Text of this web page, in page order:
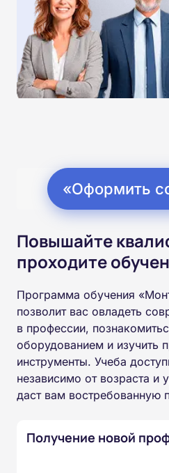
«Оформить
Повышайте
проходите
Программа обучения
позволит вас овладеть
в профессии,
оборудованием и изучить
инструменты. Учеба
независимо от возраста и
даст вам востребованную
Получение новой